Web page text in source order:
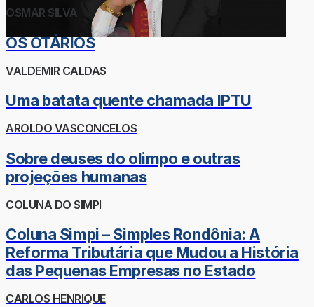
OSMAR SILVA
OS OTÁRIOS
VALDEMIR CALDAS
Uma batata quente chamada IPTU
AROLDO VASCONCELOS
Sobre deuses do olimpo e outras
projeções humanas
COLUNA DO SIMPI
Coluna Simpi – Simples Rondônia: A
Reforma Tributária que Mudou a História
das Pequenas Empresas no Estado
CARLOS HENRIQUE